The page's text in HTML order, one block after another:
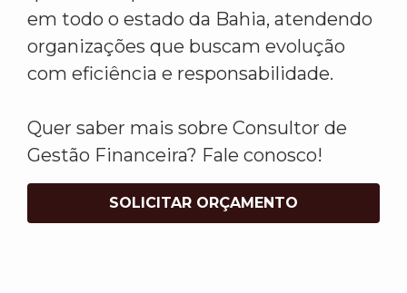
em todo o estado da Bahia, atendendo
organizações que buscam evolução
com eficiência e responsabilidade.
Quer saber mais sobre Consultor de
Gestão Financeira? Fale conosco!
SOLICITAR ORÇAMENTO